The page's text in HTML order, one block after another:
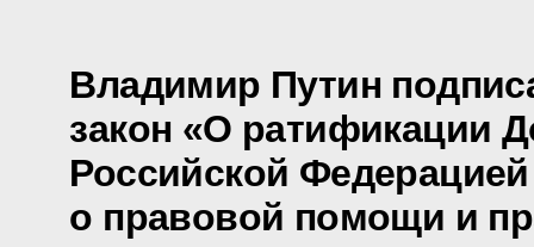
Владимир Путин
закон «О ратификации
Российской
о правовой помощи и